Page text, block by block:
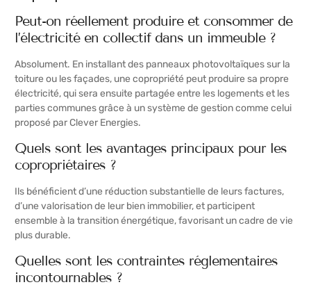
Peut-on réellement produire et consommer de
l’électricité en collectif dans un immeuble ?
Absolument. En installant des panneaux photovoltaïques sur la
toiture ou les façades, une copropriété peut produire sa propre
électricité, qui sera ensuite partagée entre les logements et les
parties communes grâce à un système de gestion comme celui
proposé par Clever Energies.
Quels sont les avantages principaux pour les
copropriétaires ?
Ils bénéficient d’une réduction substantielle de leurs factures,
d’une valorisation de leur bien immobilier, et participent
ensemble à la transition énergétique, favorisant un cadre de vie
plus durable.
Quelles sont les contraintes réglementaires
incontournables ?